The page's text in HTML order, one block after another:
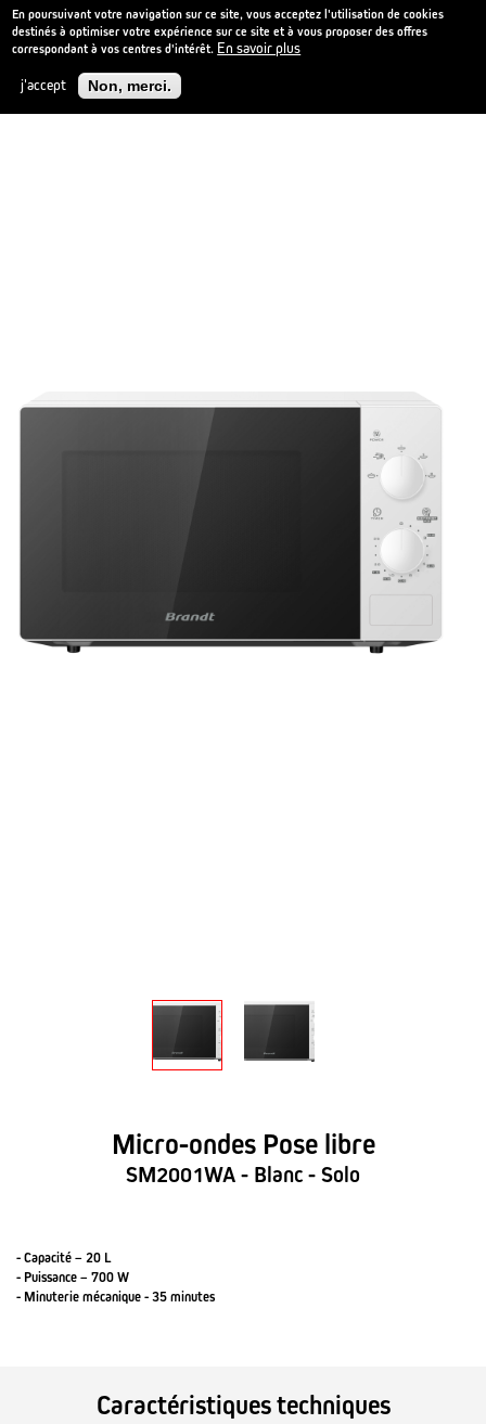
En poursuivant votre navigation sur ce site, vous acceptez l'utilisation de cookies
destinés à optimiser votre expérience sur ce site et à vous proposer des offres
correspondant à vos centres d'intérêt. En savoir plus
j'accept
Non, merci.
contenu
principal
Micro-ondes Pose libre
SM2001WA - Blanc - Solo
- Capacité – 20 L
- Puissance – 700 W
- Minuterie mécanique - 35 minutes
Caractéristiques techniques